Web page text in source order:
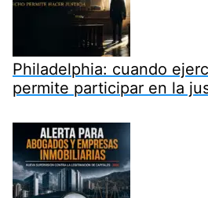
Philadelphia: cuando
permite participar en la